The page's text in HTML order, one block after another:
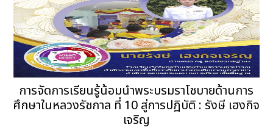
การจัดการเรียนรู้น้อมนำพระบรมราโชบายด้านการ
ศึกษาในหลวงรัชกาล ที่ 10 สู่การปฏิบัติ : รังษี เฮงกิจ
เจริญ